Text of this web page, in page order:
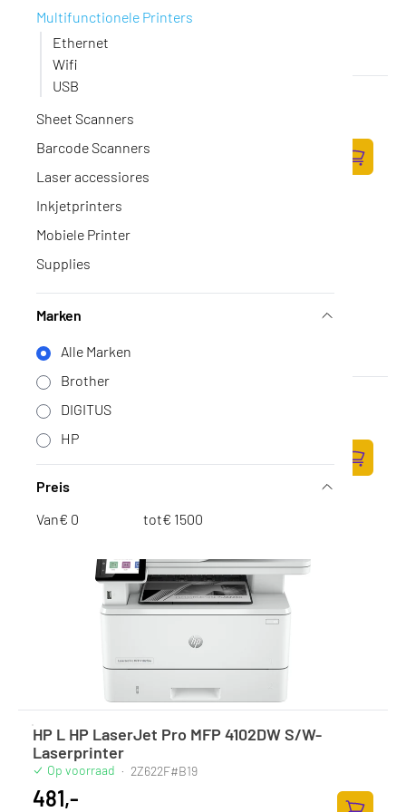
Multifunctionele Printers
Ethernet
Wifi
USB
Sheet Scanners
Barcode Scanners
Laser accessiores
Inkjetprinters
Mobiele Printer
Supplies
Marken
Alle Marken
Brother
DIGITUS
HP
Preis
Van€ tot€
HP Color LaserJet Pro 4302dw MFP 3-in-1
Op voorraad · 4RA83F#B19
418,-
Zum
HP LaserJet Pro MFP 3102fdw 3G630F#B19
Op voorraad
255,-
210,74 excl. BTW
Zum
HP L HP LaserJet Pro MFP 4102DW S/W-
Laserprinter
Op voorraad · 2Z622F#B19
481,-